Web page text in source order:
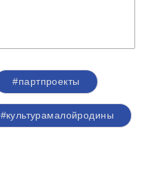
#партпроекты
#культурамалойродины